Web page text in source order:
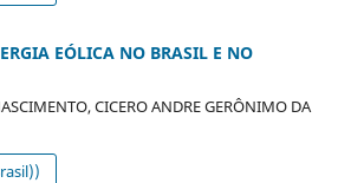
EÓLICA NO BRASIL E NO
CICERO ANDRE GERÔNIMO DA